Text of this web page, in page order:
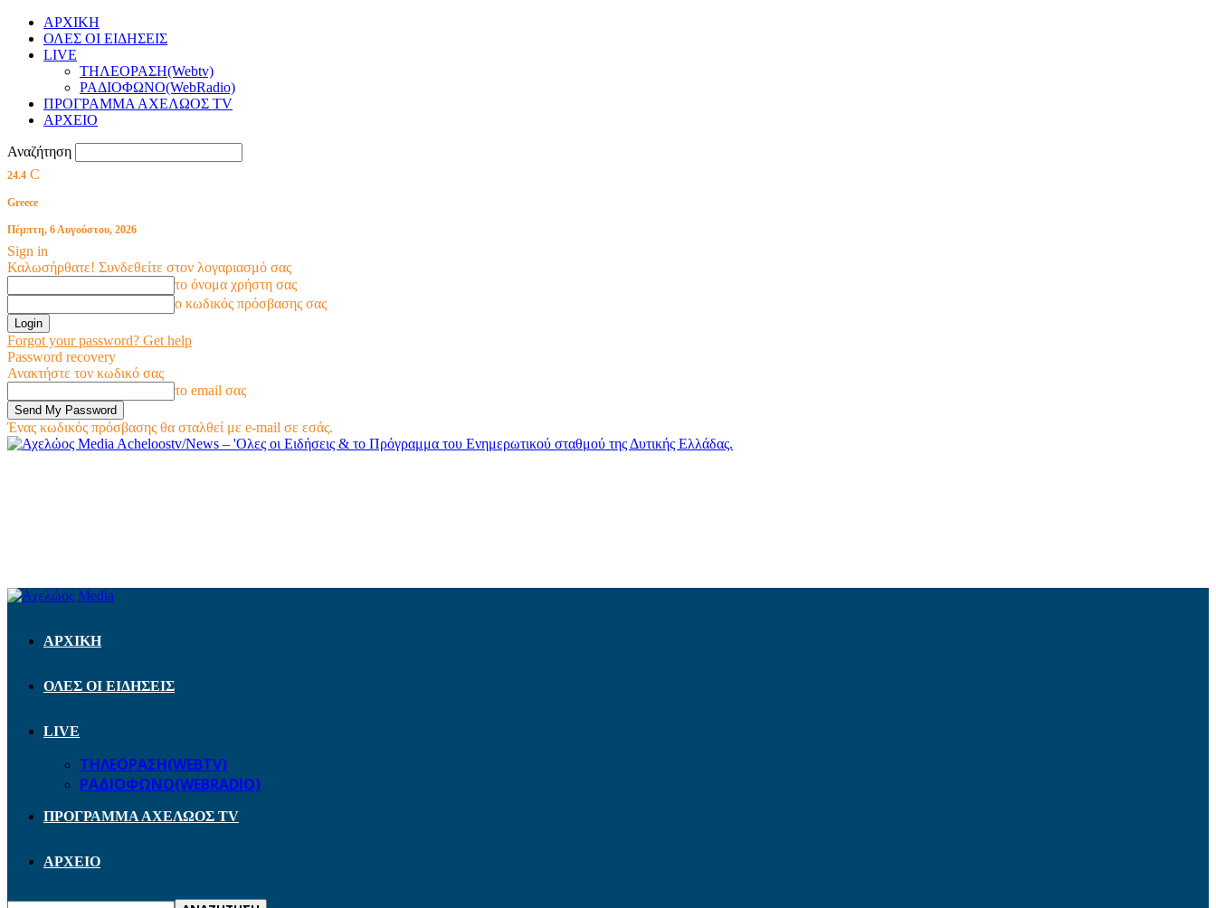
ΑΡΧΙΚΗ
ΟΛΕΣ ΟΙ ΕΙΔΗΣΕΙΣ
LIVE
ΤΗΛΕΟΡΑΣΗ(Webtv)
ΡΑΔΙΟΦΩΝΟ(WebRadio)
ΠΡΟΓΡΑΜΜΑ ΑΧΕΛΩΟΣ TV
ΑΡΧΕΙΟ
Αναζήτηση
24.4 C
Greece
Πέμπτη, 6 Αυγούστου, 2026
Sign in
Καλωσήρθατε! Συνδεθείτε στον λογαριασμό σας
το όνομα χρήστη σας
ο κωδικός πρόσβασης σας
Forgot your password? Get help
Password recovery
Ανακτήστε τον κωδικό σας
το email σας
Ένας κωδικός πρόσβασης θα σταλθεί με e-mail σε εσάς.
Acheloostv/News – 'Ολες οι Ειδήσεις & το Πρόγραμμα του Ενημερωτικού σταθμού της Δυτικής Ελλάδας.
ΑΡΧΙΚΗ
ΟΛΕΣ ΟΙ ΕΙΔΗΣΕΙΣ
LIVE
ΤΗΛΕΟΡΑΣΗ(WEBTV)
ΡΑΔΙΟΦΩΝΟ(WEBRADIO)
ΠΡΟΓΡΑΜΜΑ ΑΧΕΛΩΟΣ TV
ΑΡΧΕΙΟ